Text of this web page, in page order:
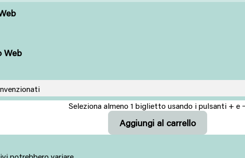
Web
Seleziona almeno 1 biglietto usando i pulsanti + e